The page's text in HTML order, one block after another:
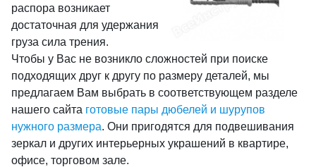
распора возникает
достаточная для удержания
груза сила трения.
Чтобы у Вас не возникло сложностей при поиске
подходящих друг к другу по размеру деталей, мы
предлагаем Вам выбрать в соответствующем разделе
нашего сайта готовые пары дюбелей и шурупов
нужного размера. Они пригодятся для подвешивания
зеркал и других интерьерных украшений в квартире,
офисе, торговом зале.